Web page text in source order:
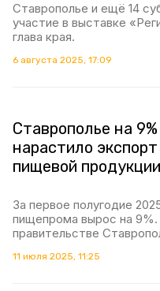
Ставрополье и ещё 14
участие в выставке
глава края.
6 августа 2025, 17:09
Ставрополье на 9%
нарастило экспорт
пищевой продукции
За первое полугодие
пищепрома вырос на
правительстве
11 июля 2025, 11:25